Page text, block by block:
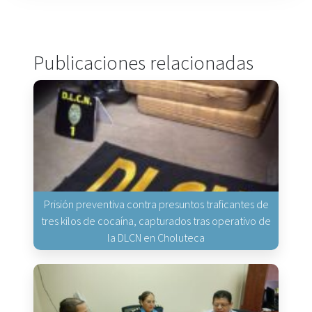
Publicaciones relacionadas
Prisión preventiva contra presuntos traficantes de
tres kilos de cocaína, capturados tras operativo de
la DLCN en Choluteca